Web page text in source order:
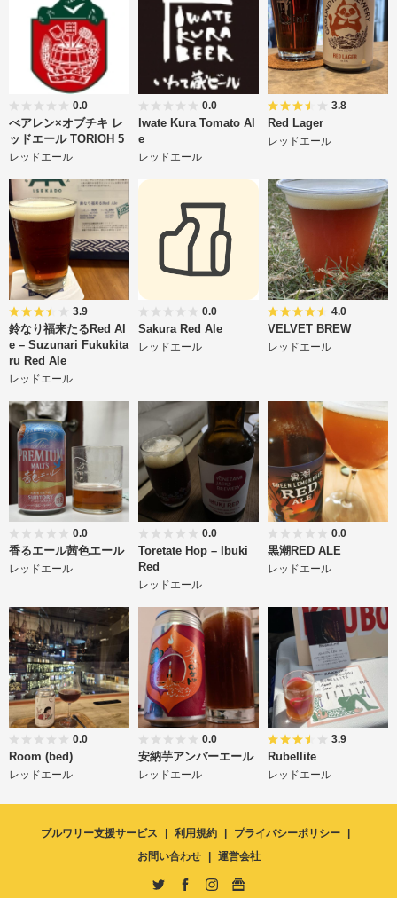
0.0
べアレン×オブチキ レ
ッドエール TORIOH 5
レッドエール
0.0
Iwate Kura Tomato Al
e
レッドエール
3.8
Red Lager
レッドエール
3.9
鈴なり福来たるRed Al
e – Suzunari Fukukita
ru Red Ale
レッドエール
0.0
Sakura Red Ale
レッドエール
4.0
VELVET BREW
レッドエール
0.0
香るエール茜色エール
レッドエール
0.0
Toretate Hop – Ibuki
Red
レッドエール
0.0
黒潮RED ALE
レッドエール
0.0
Room (bed)
レッドエール
0.0
安納芋アンバーエール
レッドエール
3.9
Rubellite
レッドエール
ブルワリー支援サービス 利用規約
プライバシーポリシー
お問い合わせ
運営会社